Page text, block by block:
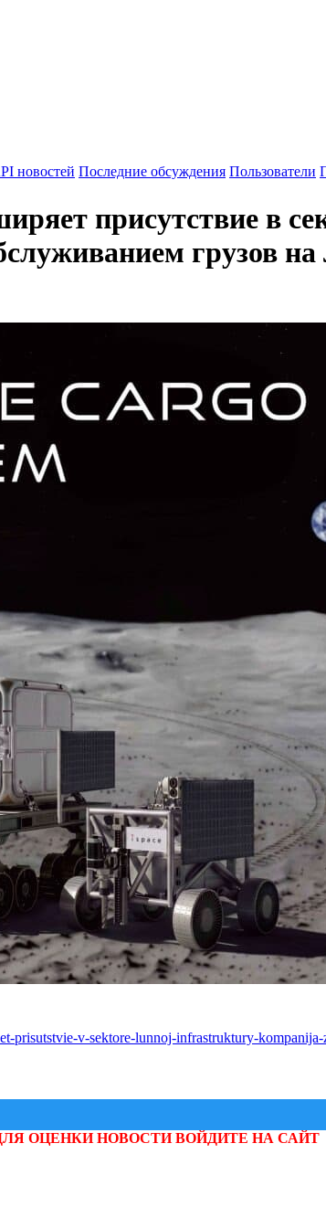
новостей Последние обсуждения Пользователи
присутствие в
грузов
prisutstvie-v-sektore-lunnoj-infrastruktury-
ОЦЕНКИ НОВОСТИ ВОЙДИТЕ НА САЙТ